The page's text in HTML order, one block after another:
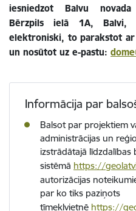
iesniedzot Balvu novada
Bērzpils ielā 1A, Balvi,
elektroniski, to parakstot
un nosūtot uz e-pastu:
Informācija par
Balsot par projektiem
administrācijas un
izstrādātajā
sistēmā https://
autorizācijas
par ko tiks paziņots
tīmekļvietnē https://